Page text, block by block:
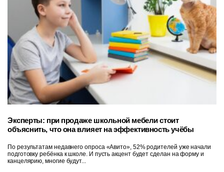
Эксперты: при продаже школьной мебели стоит
объяснить, что она влияет на эффективность учёбы
По результатам недавнего опроса «Авито», 52% родителей уже начали
подготовку ребёнка к школе. И пусть акцент будет сделан на форму и
канцелярию, многие будут...